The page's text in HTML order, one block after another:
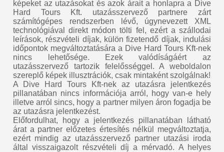
képeket az utazásokat és azok árait a honlapra a Dive
Hard Tours Kft. utazásszervező partnere zárt
számítógépes rendszerben lévő, úgynevezett XML
technológiával direkt módon tölti fel, ezért a szállodai
leírások, részvételi díjak, külön fizetendő díjak, indulási
időpontok megváltoztatására a Dive Hard Tours Kft-nek
nincs lehetősége. Ezek valódíságáért az
utazásszervező tartozik felelősséggel. A weboldalon
szereplő képek illusztrációk, csak mintaként szolgálnak!
A Dive Hard Tours Kft-nek az utazásra jelentkezés
pillanatában nincs információja arról, hogy van-e hely
illetve arról sincs, hogy a partner milyen áron fogadja be
az utazásra jelentkezést.
Előfordulhat, hogy a jelentkezés pillanatában látható
árat a partner előzetes értesítés nélkül megváltoztatja,
ezért mindig az utazásszervező partner utazási iroda
által visszaigazolt részvételi díj a mérvadó. A helyes